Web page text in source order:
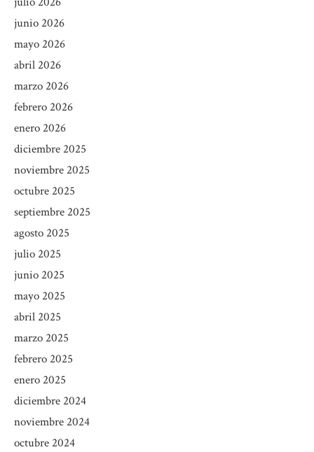
junio 2026
mayo 2026
abril 2026
marzo 2026
febrero 2026
enero 2026
diciembre 2025
noviembre 2025
octubre 2025
septiembre 2025
agosto 2025
julio 2025
junio 2025
mayo 2025
abril 2025
marzo 2025
febrero 2025
enero 2025
diciembre 2024
noviembre 2024
octubre 2024